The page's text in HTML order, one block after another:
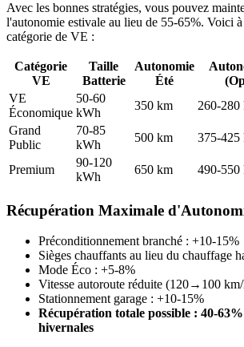
Avec les bonnes stratégies, vous pouvez
l'autonomie estivale au lieu de 55-65%. Voici
catégorie de VE :
Catégorie
VE
Taille
Batterie
Autonomie
Été
VE
Économique
50-60
kWh
350 km 260-280
Grand
Public
70-85
kWh
500 km 375-425
Premium
90-120
kWh
650 km 490-550
Récupération Maximale
Préconditionnement branché : +10-15%
Sièges chauffants au lieu du chauffage
Mode Éco : +5-8%
Vitesse autoroute réduite (120→100
Stationnement garage : +10-15%
Récupération totale possible : 40-
hivernales